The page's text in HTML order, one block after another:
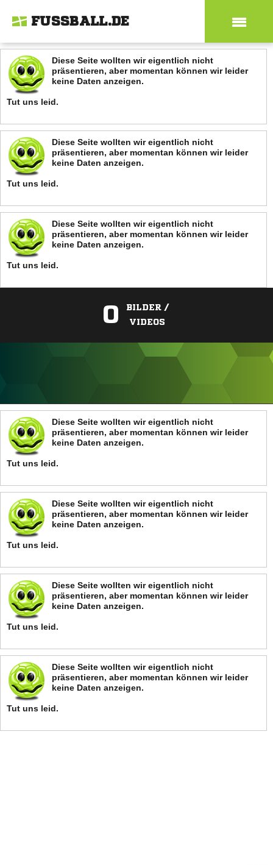
FUSSBALL.DE
Diese Seite wollten wir eigentlich nicht
präsentieren, aber momentan können wir leider
keine Daten anzeigen.
Tut uns leid.
Diese Seite wollten wir eigentlich nicht
präsentieren, aber momentan können wir leider
keine Daten anzeigen.
Tut uns leid.
Diese Seite wollten wir eigentlich nicht
präsentieren, aber momentan können wir leider
keine Daten anzeigen.
Tut uns leid.
0
BILDER /
VIDEOS
ANZEIGE
Diese Seite wollten wir eigentlich nicht
präsentieren, aber momentan können wir leider
keine Daten anzeigen.
Tut uns leid.
Diese Seite wollten wir eigentlich nicht
präsentieren, aber momentan können wir leider
keine Daten anzeigen.
Tut uns leid.
Diese Seite wollten wir eigentlich nicht
präsentieren, aber momentan können wir leider
keine Daten anzeigen.
Tut uns leid.
Diese Seite wollten wir eigentlich nicht
präsentieren, aber momentan können wir leider
keine Daten anzeigen.
Tut uns leid.